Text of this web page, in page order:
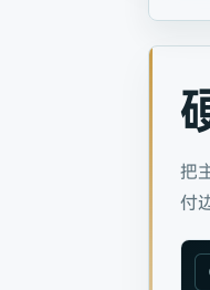
把
付